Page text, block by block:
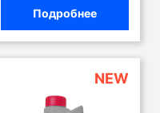
Подробнее
NEW